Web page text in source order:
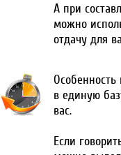
А при
можно
отдачу для
в единую
вас.
Если